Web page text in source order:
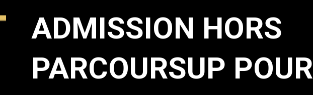
ADMISSION HORS
PARCOURSUP POUR